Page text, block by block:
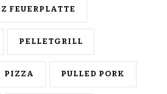
FEUERPLATTE
PELLETGRILL
PIZZA PULLED PORK